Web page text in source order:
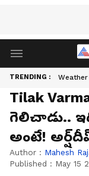
TRENDING :
Tilak
గెలిచాడు..
అంటే!
Author : Mahesh
Published : May 15